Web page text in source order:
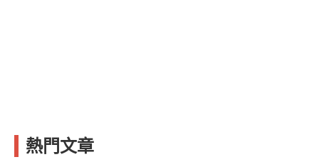
熱門文章